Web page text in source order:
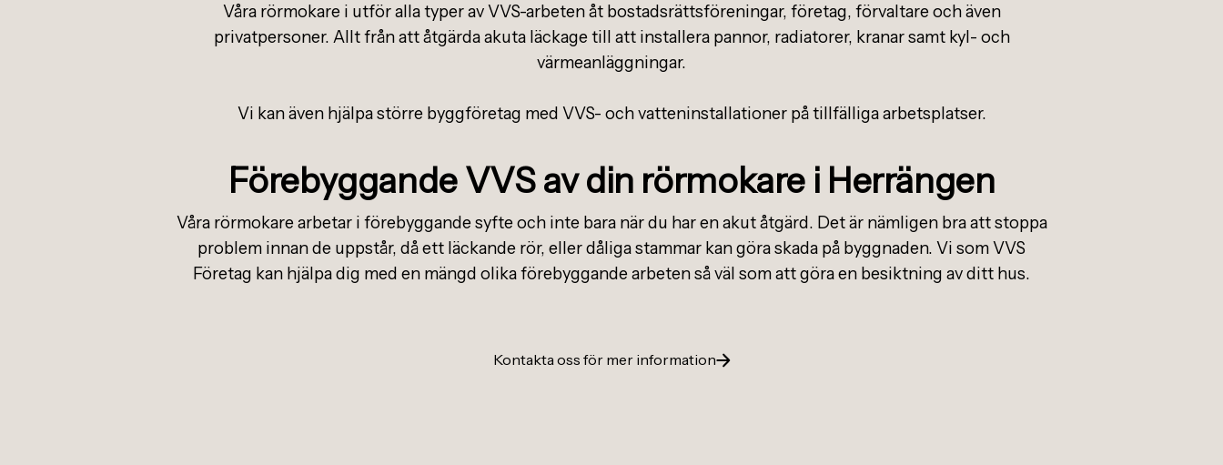
Våra rörmokare i utför alla typer av VVS-arbeten åt bostadsrättsföreningar, företag, förvaltare och även
privatpersoner. Allt från att åtgärda akuta läckage till att installera pannor, radiatorer, kranar samt kyl- och
värmeanläggningar.
Vi kan även hjälpa större byggföretag med VVS- och vatteninstallationer på tillfälliga arbetsplatser.
Förebyggande VVS av din rörmokare i Herrängen
Våra rörmokare arbetar i förebyggande syfte och inte bara när du har en akut åtgärd. Det är nämligen bra att stoppa
problem innan de uppstår, då ett läckande rör, eller dåliga stammar kan göra skada på byggnaden. Vi som VVS
Företag kan hjälpa dig med en mängd olika förebyggande arbeten så väl som att göra en besiktning av ditt hus.
Kontakta oss för mer information